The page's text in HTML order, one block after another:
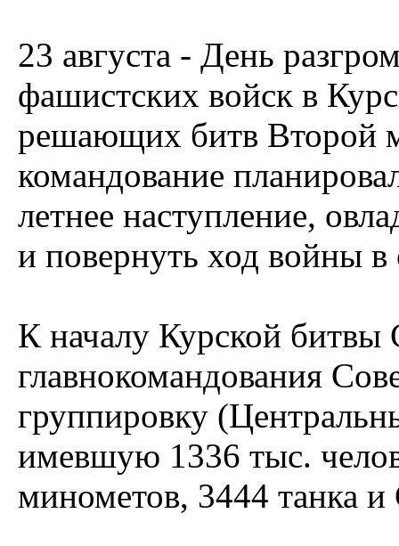
23 августа - День
фашистских войск в
решающих битв Второй
командование
летнее наступление,
и повернуть ход войны в
К началу Курской битвы
главнокомандования
группировку
имевшую 1336 тыс.
минометов, 3444 танка